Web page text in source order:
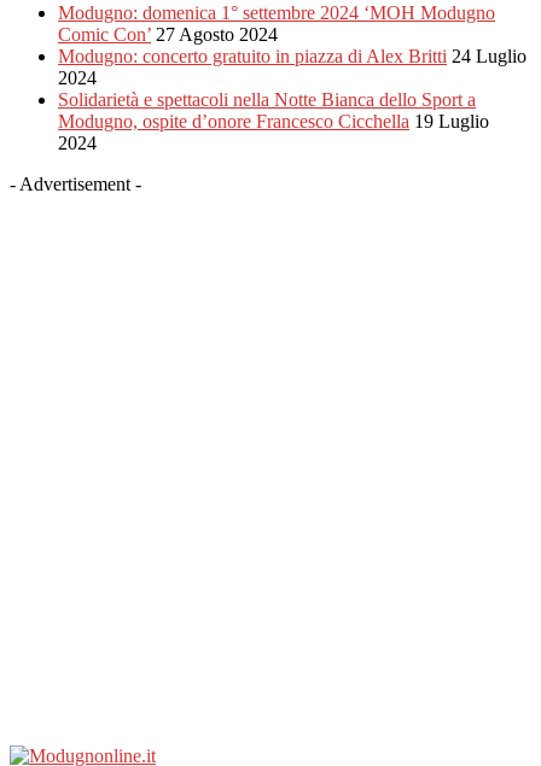
Modugno: domenica 1° settembre 2024 ‘MOH Modugno
Comic Con’ 27 Agosto 2024
Modugno: concerto gratuito in piazza di Alex Britti 24 Luglio
2024
Solidarietà e spettacoli nella Notte Bianca dello Sport a
Modugno, ospite d’onore Francesco Cicchella 19 Luglio
2024
- Advertisement -